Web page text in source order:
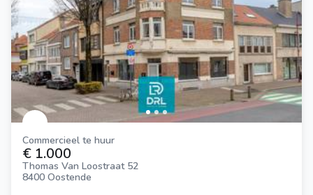
Commercieel te huur
€ 1.000
Thomas Van Loostraat 52
8400 Oostende